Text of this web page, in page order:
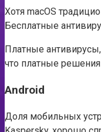
Хотя macOS
Бесплатные
Платные
что платные
Android
Доля мобильных